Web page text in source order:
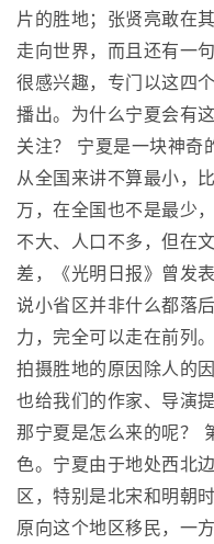
片的胜地；张贤亮敢在
走向世界，而且还有一
很感兴趣，专门以这四
播出。为什么宁夏会有
关注？ 宁夏是一块神奇
从全国来讲不算最小，
万，在全国也不是最少
不大、人口不多，但在
差，《光明日报》曾发
说小省区并非什么都落
力，完全可以走在前列
拍摄胜地的原因除人的
也给我们的作家、导演
那宁夏是怎么来的呢？
色。宁夏由于地处西北
区，特别是北宋和明朝
原向这个地区移民，一